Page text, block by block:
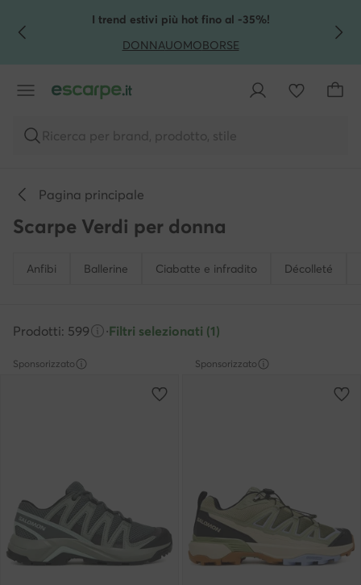
VAI AL CONTENUTO PRINCIPALE
VAI ALLA RICERCAI trend estivi più hot fino al -35%!
DONNAUOMOBORSE
Ricerca per brand, prodotto, stile
Pagina principale
Scarpe Verdi per donna
Anfibi Ballerine Ciabatte e infradito Décolleté
Prodotti: 599 ·Filtri selezionati (1)
Sponsorizzato Sponsorizzato